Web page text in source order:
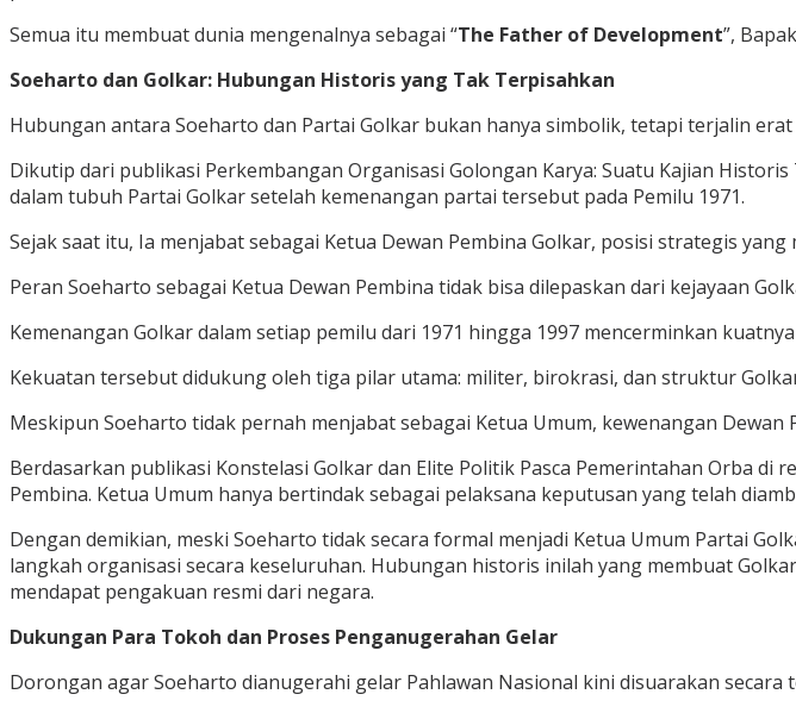
Semua itu membuat dunia mengenalnya sebagai “The Father of Development”,
Soeharto dan Golkar: Hubungan Historis yang Tak Terpisahkan
Hubungan antara Soeharto dan Partai Golkar bukan hanya simbolik, tetapi terjalin erat
Dikutip dari publikasi Perkembangan Organisasi Golongan Karya: Suatu Kajian
dalam tubuh Partai Golkar setelah kemenangan partai tersebut pada Pemilu 1971.
Sejak saat itu, Ia menjabat sebagai Ketua Dewan Pembina Golkar, posisi strategis
Peran Soeharto sebagai Ketua Dewan Pembina tidak bisa dilepaskan dari kejayaan
Kemenangan Golkar dalam setiap pemilu dari 1971 hingga 1997 mencerminkan
Kekuatan tersebut didukung oleh tiga pilar utama: militer, birokrasi, dan struktur
Meskipun Soeharto tidak pernah menjabat sebagai Ketua Umum, kewenangan
Berdasarkan publikasi Konstelasi Golkar dan Elite Politik Pasca Pemerintahan Orba
Pembina. Ketua Umum hanya bertindak sebagai pelaksana keputusan yang telah
Dengan demikian, meski Soeharto tidak secara formal menjadi Ketua Umum Partai
langkah organisasi secara keseluruhan. Hubungan historis inilah yang membuat
mendapat pengakuan resmi dari negara.
Dukungan Para Tokoh dan Proses Penganugerahan Gelar
Dorongan agar Soeharto dianugerahi gelar Pahlawan Nasional kini disuarakan